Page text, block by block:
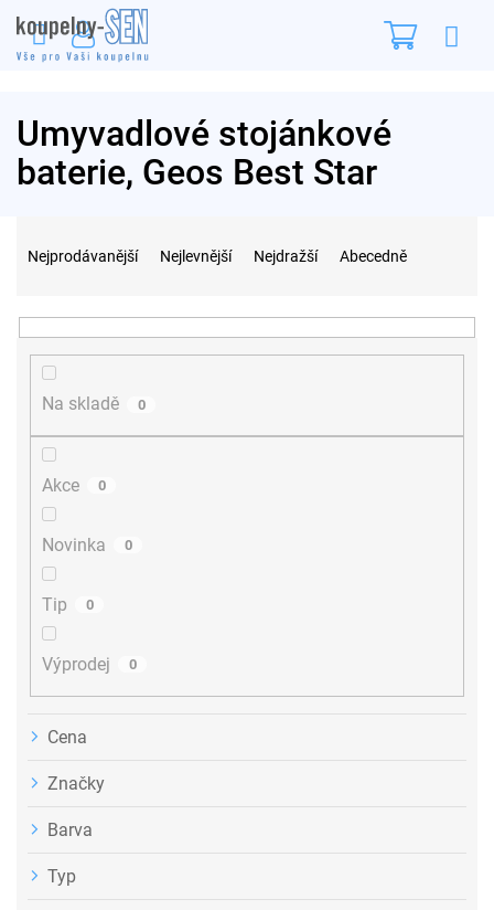
na
obsah
Umyvadlové stojánkové
baterie, Geos Best Star
n
Nejprodávanější Nejlevnější Nejdražší Abecedně
Na skladě 0
Akce 0
Novinka 0
Tip 0
Výprodej 0
Cena
Značky
Barva
Typ